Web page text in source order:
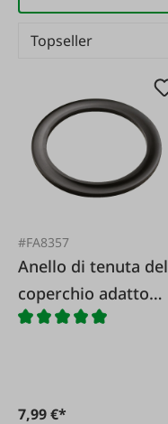
#FA8357
Anello di tenuta del
coperchio adatto
per DeLaval
7,99 €*